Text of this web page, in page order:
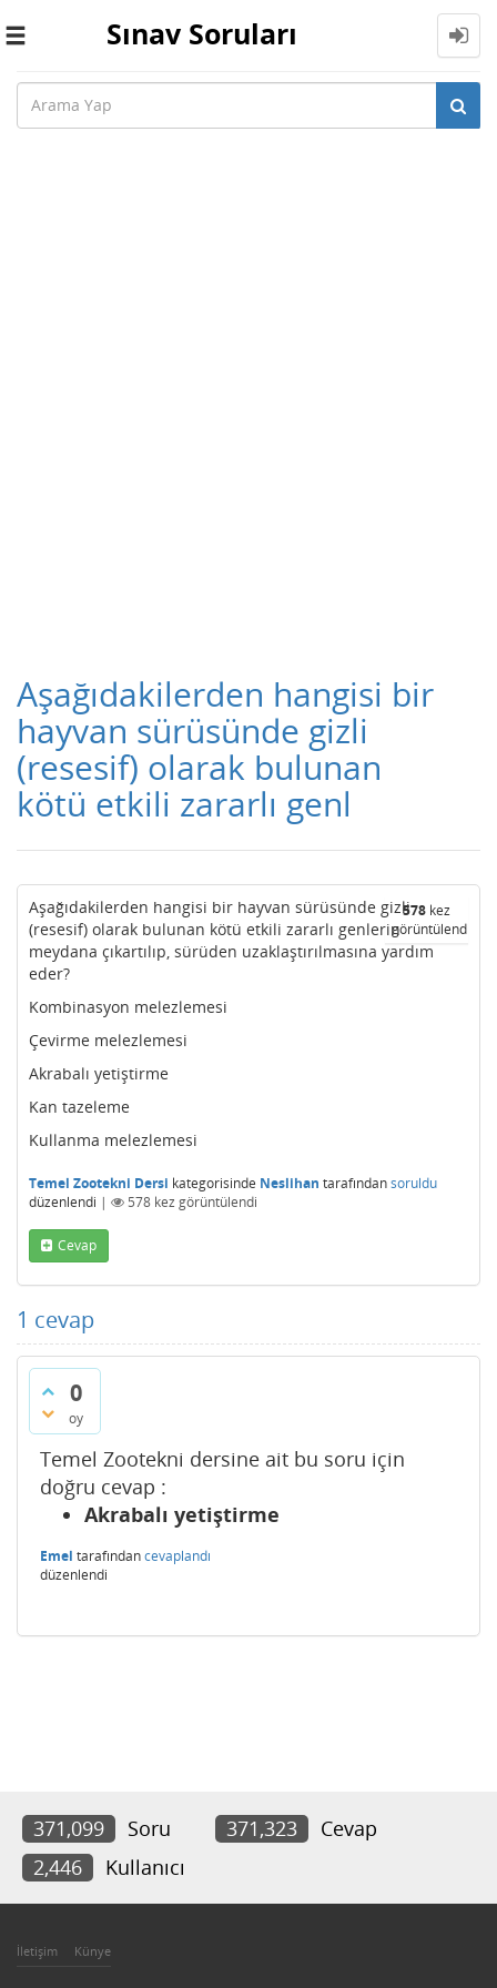
Toggle
Sınav Soruları
Aşağıdakilerden hangisi bir
hayvan sürüsünde gizli
(resesif) olarak bulunan
kötü etkili zararlı genl
578 kez
görüntülendi
Aşağıdakilerden hangisi bir hayvan sürüsünde gizli
(resesif) olarak bulunan kötü etkili zararlı genlerin
meydana çıkartılıp, sürüden uzaklaştırılmasına yardım
eder?
Kombinasyon melezlemesi
Çevirme melezlemesi
Akrabalı yetiştirme
Kan tazeleme
Kullanma melezlemesi
Temel Zootekni Dersi kategorisinde Neslihan tarafındansoruldu
düzenlendi | 578 kez görüntülendi
Cevap
1 cevap
0
oy
Temel Zootekni dersine ait bu soru için
doğru cevap :
Akrabalı yetiştirme
Emel tarafındancevaplandı
düzenlendi
371,099 Soru 371,323
Cevap
2,446
Kullanıcı
İletişim Künye